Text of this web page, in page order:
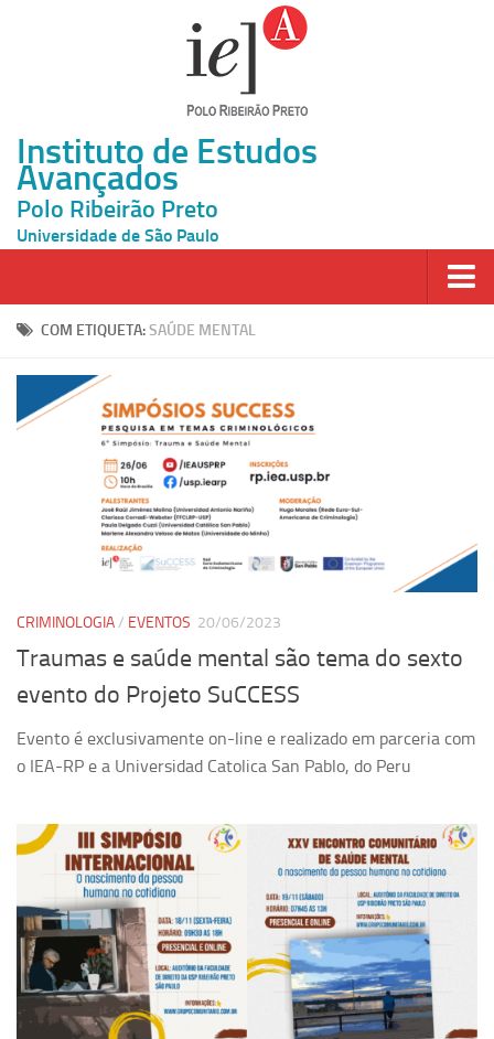
Instituto de Estudos
Avançados
Polo Ribeirão Preto
Universidade de São Paulo
Página Inicial
Inscrição
Grupos de Estudo
em Saúde com foco em Populações Vulneráveis
Grupos de estudo encerrados
Criminologia Experimental e Segurança Pública
Direito e Tecnologia (Tech Law)
Grupo de Pesquisa GPUBLIC – Centro de Estudos em Gestão
e Políticas Públicas Contemporâneas
Grupos de pesquisa encerrados
Ano Sabático
Daniel Domingues dos Santos
COM ETIQUETA:SAÚDE MENTAL
CRIMINOLOGIA/ EVENTOS 20/06/2023
Traumas e saúde mental são tema do sexto
evento do Projeto SuCCESS
Evento é exclusivamente on-line e realizado em parceria com
o IEA-RP e a Universidad Catolica San Pablo, do Peru